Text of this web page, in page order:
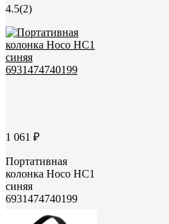
4.5(2)
1 061 ₽
Портативная
колонка Hoco HC1
синяя
6931474740199